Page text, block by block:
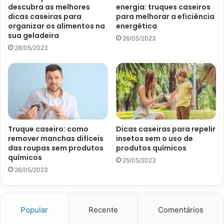
colocadas na parede.
Conforme apontado pela redação daAbril, no dia 3 de
julho de 2022, esse tipo de organização funciona melhor
nãos será tão agradável se você precisar buscar meios
para regar essas plantas todos os dias, não é mesmo?
descubra as melhores
dicas caseiras para
organizar os alimentos na
sua geladeira
28/05/2023
energia: truques caseiros
para melhorar a eficiência
energética
26/05/2023
Truque caseiro: como
remover manchas difíceis
das roupas sem produtos
químicos
26/05/2023
Dicas caseiras para repelir
insetos sem o uso de
produtos químicos
25/05/2023
Popular Recente Comentários